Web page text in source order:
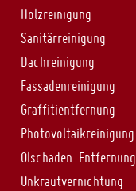
Holzreinigung
Sanitärreinigung
Dachreinigung
Fassadenreinigung
Graffitientfernung
Photovoltaikreinigung
Ölschaden-Entfernung
Unkrautvernichtung